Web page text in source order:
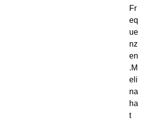
Fr
eq
ue
nz
en
.M
eli
na
ha
t